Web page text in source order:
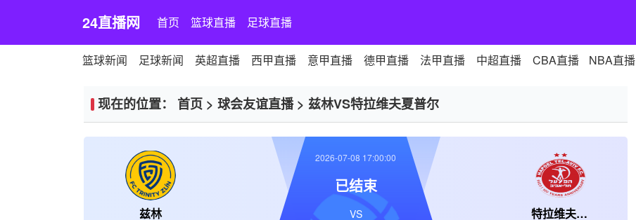
24直播网 首页 篮球直播 足球直播
篮球新闻 足球新闻 英超直播 西甲直播 意甲直播 德甲直播 法甲直播 中超直播 CBA直播 NBA直播
现在的位置： 首页 > 球会友谊直播> 兹林VS特拉维夫夏普尔
兹林 特拉维夫夏普尔
2026-07-08 17:00:00
已结束
VS